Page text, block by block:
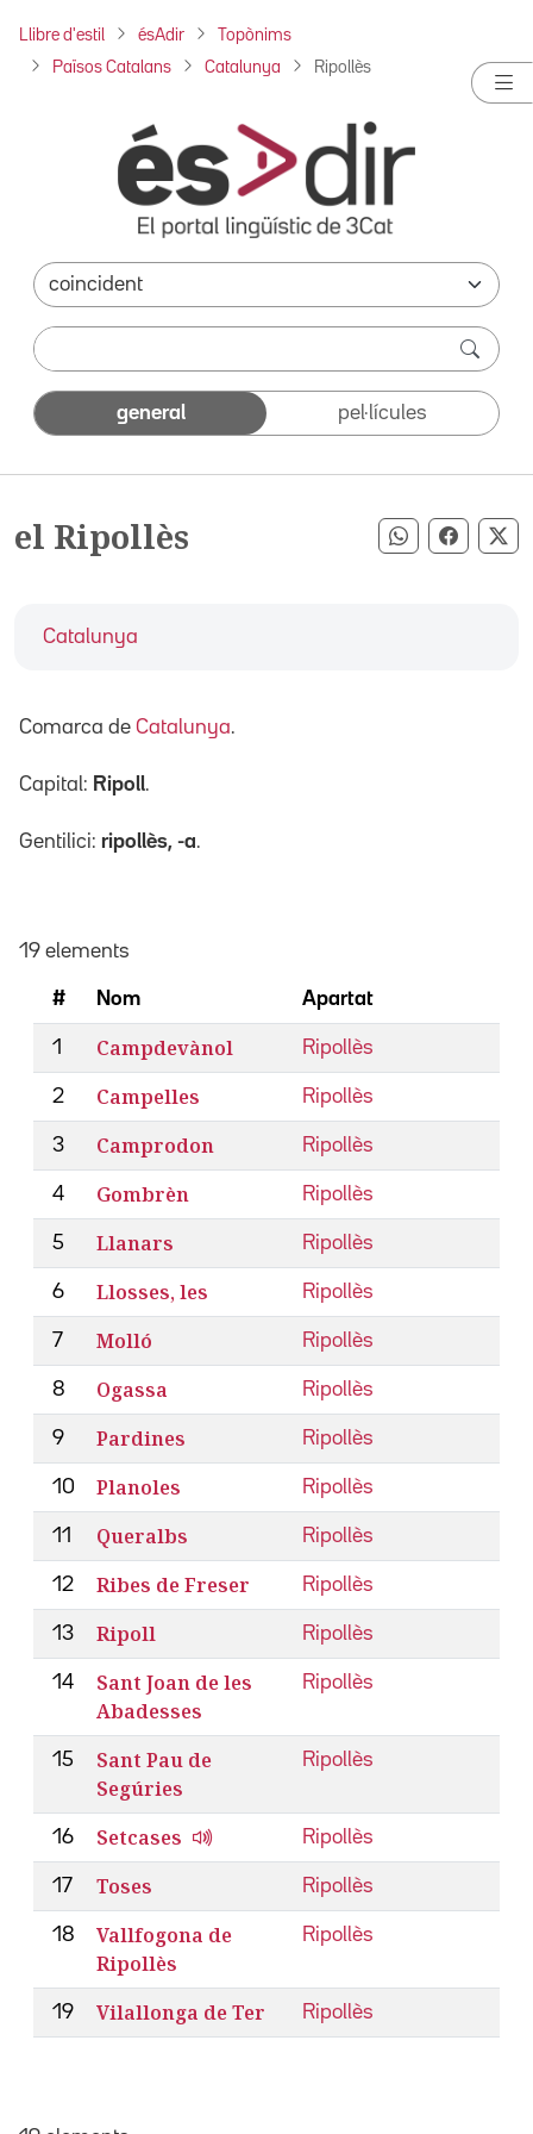
Llibre d'estil ésAdir Topònims
Països Catalans Catalunya Ripollès
general pel·lícules
el Ripollès Compartir
Catalunya
Comarca de Catalunya.
Capital: Ripoll.
Gentilici: ripollès, -a.
19 elements
# Nom Apartat
1 Campdevànol Ripollès
2 Campelles Ripollès
3 Camprodon Ripollès
4 Gombrèn Ripollès
5 Llanars Ripollès
6 Llosses, les Ripollès
7 Molló Ripollès
8 Ogassa Ripollès
9 Pardines Ripollès
10 Planoles Ripollès
11 Queralbs Ripollès
12 Ribes de Freser Ripollès
13 Ripoll Ripollès
14
Sant Joan de les
Abadesses
Ripollès
15
Sant Pau de
Segúries
Ripollès
16 Setcases Ripollès
17 Toses Ripollès
18
Vallfogona de
Ripollès
Ripollès
19 Vilallonga de Ter Ripollès